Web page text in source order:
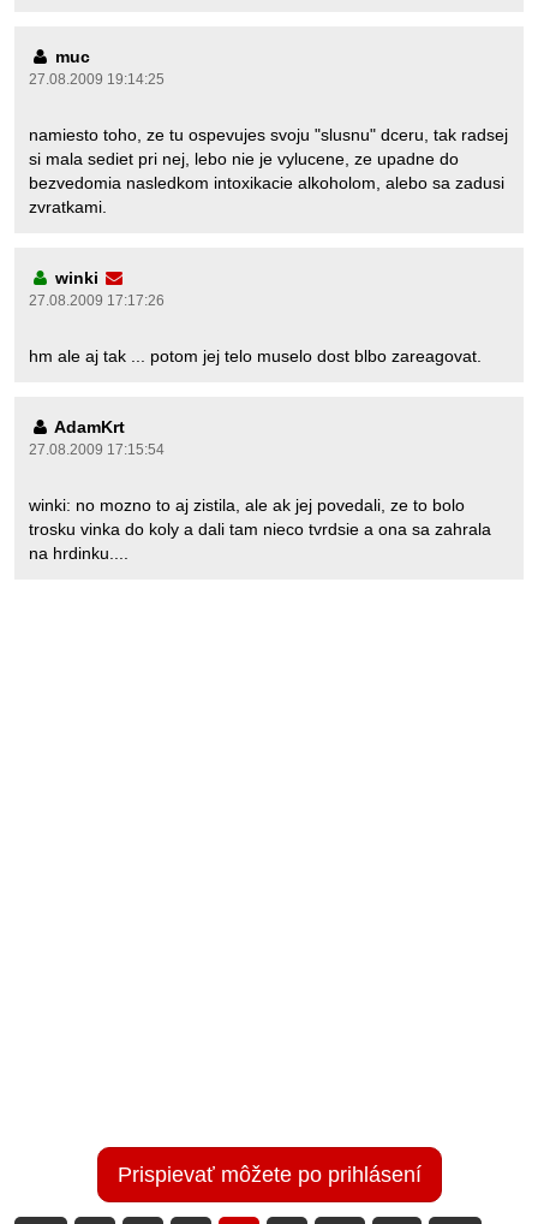
muc
27.08.2009 19:14:25
namiesto toho, ze tu ospevujes svoju "slusnu" dceru, tak radsej
si mala sediet pri nej, lebo nie je vylucene, ze upadne do
bezvedomia nasledkom intoxikacie alkoholom, alebo sa zadusi
zvratkami.
winki
27.08.2009 17:17:26
hm ale aj tak ... potom jej telo muselo dost blbo zareagovat.
AdamKrt
27.08.2009 17:15:54
winki: no mozno to aj zistila, ale ak jej povedali, ze to bolo
trosku vinka do koly a dali tam nieco tvrdsie a ona sa zahrala
na hrdinku....
Prispievať môžete po prihlásení